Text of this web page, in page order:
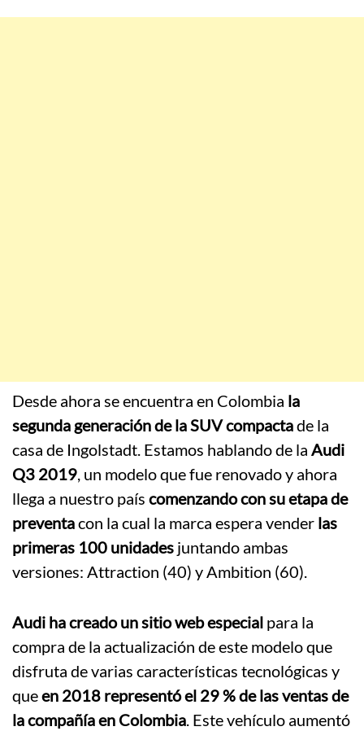
Desde ahora se encuentra en Colombia la
segunda generación de la SUV compactade la
casa de Ingolstadt. Estamos hablando de la Audi
Q3 2019, un modelo que fue renovado y ahora
llega a nuestro país comenzando con su etapa de
preventacon la cual la marca espera vender las
primeras 100 unidades juntando ambas
versiones: Attraction (40) y Ambition (60).
Audi ha creado un sitio web especial para la
compra de la actualización de este modelo que
disfruta de varias características tecnológicas y
queen 2018 representó el 29 % de las ventas de
la compañía en Colombia. Este vehículo aumentó